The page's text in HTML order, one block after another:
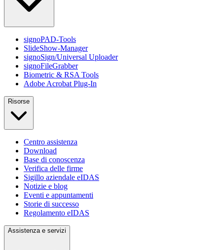
signoPAD-Tools
SlideShow-Manager
signoSign/Universal Uploader
signoFileGrabber
Biometric & RSA Tools
Adobe Acrobat Plug-In
Risorse
Centro assistenza
Download
Base di conoscenza
Verifica delle firme
Sigillo aziendale eIDAS
Notizie e blog
Eventi e appuntamenti
Storie di successo
Regolamento eIDAS
Assistenza e servizi